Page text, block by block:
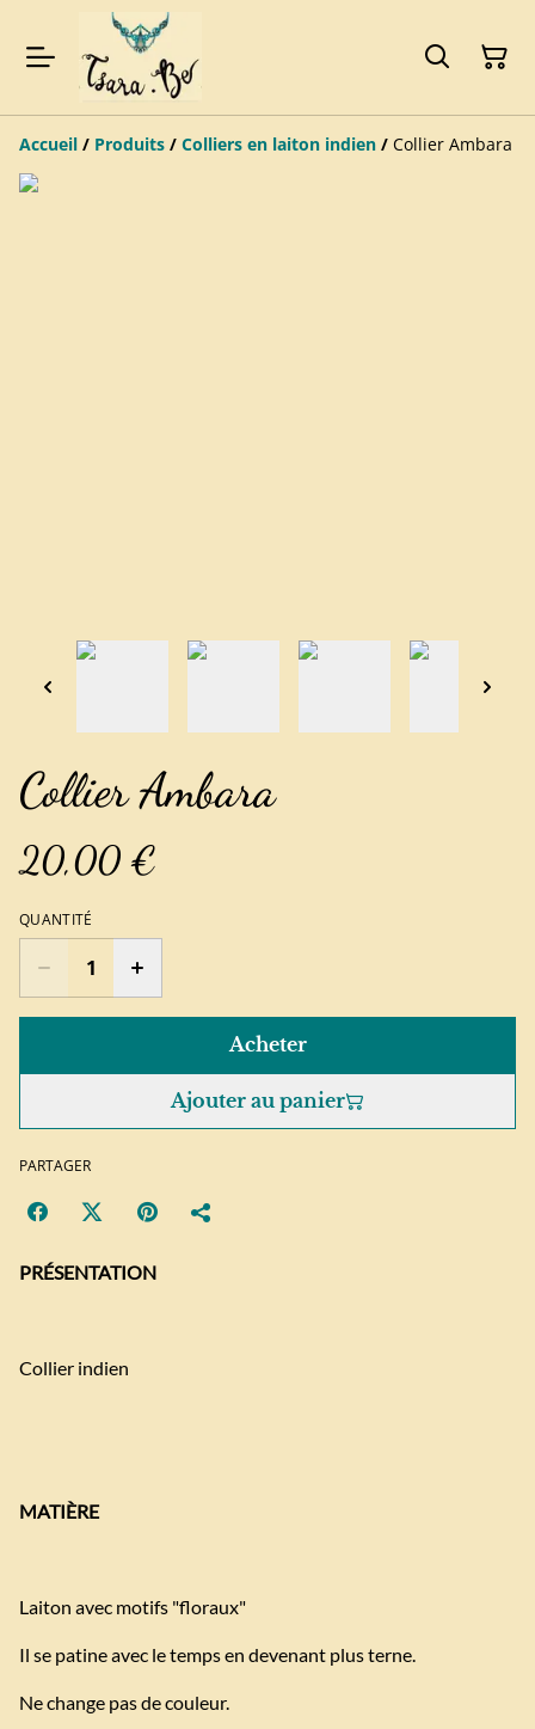
Accueil / Produits / Colliers en laiton indien / Collier Ambara
Collier Ambara
20,00 €
QUANTITÉ
Acheter
Ajouter au panier
PARTAGER
PRÉSENTATION
Collier indien
MATIÈRE
Laiton avec motifs "floraux"
Il se patine avec le temps en devenant plus terne.
Ne change pas de couleur.